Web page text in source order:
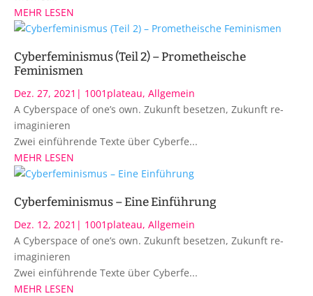
MEHR LESEN
Cyberfeminismus (Teil 2) – Prometheische
Feminismen
Dez. 27, 2021 | 1001plateau, Allgemein
A Cyberspace of one’s own. Zukunft besetzen, Zukunft re-
imaginieren
Zwei einführende Texte über Cyberfe...
MEHR LESEN
Cyberfeminismus – Eine Einführung
Dez. 12, 2021 | 1001plateau, Allgemein
A Cyberspace of one’s own. Zukunft besetzen, Zukunft re-
imaginieren
Zwei einführende Texte über Cyberfe...
MEHR LESEN